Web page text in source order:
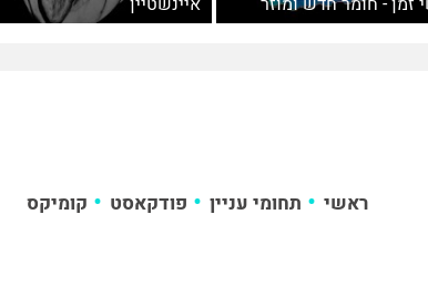
ראשי תחומי עניין פודקאסט קומיקס